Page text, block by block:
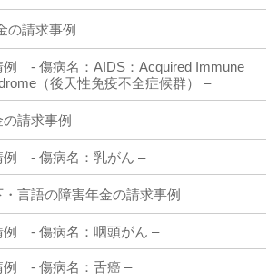
の請求事例
例 - 傷病名：AIDS：Acquired Immune
（後天性免疫不全症候群） –
請求事例
例 - 傷病名：乳がん –
言語の障害年金の請求事例
例 - 傷病名：咽頭がん –
例 - 傷病名：舌癌 –